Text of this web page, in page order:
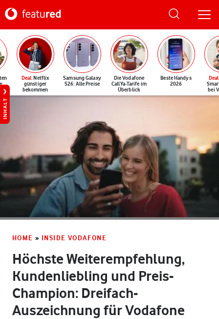
Deal: Netflix
günstiger
bekommen
Samsung Galaxy
S26: Alle Preise
Die Vodafone
CallYa-Tarife im
Überblick
Beste Handys
2026
Deal
bei
INHALT
HOME » INSIDE VODAFONE
Höchste Weiterempfehlung,
Kundenliebling und Preis-
Champion: Dreifach-
Auszeichnung für Vodafone